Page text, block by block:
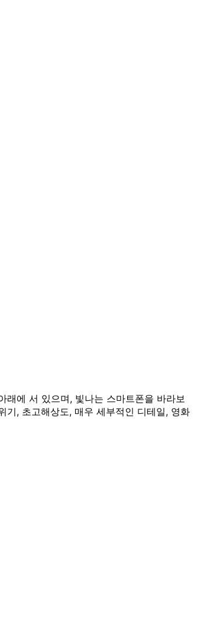
래에 서 있으며, 빛나는 스마트폰을 바라보
기, 초고해상도, 매우 세부적인 디테일, 영화